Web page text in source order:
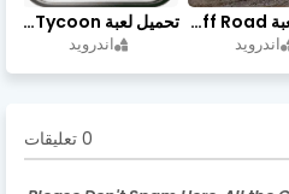
تحميل لعبة Trucks Off Road مهكرة اخر اصدار
اندرويد
تحميل لعبة Idle Military SCH Tycoon مهكرة آخر إصدار
اندرويد
0 تعليقات